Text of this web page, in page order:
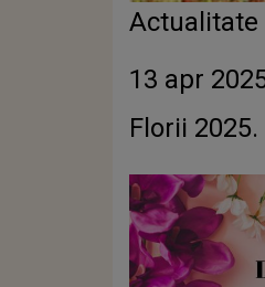
Actualitate
13 apr
Florii